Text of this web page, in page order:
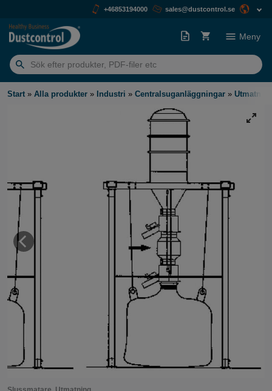
+46853194000 sales@dustcontrol.se
Sök
efter:
Meny
Start » Alla produkter » Industri » Centralsuganläggningar »